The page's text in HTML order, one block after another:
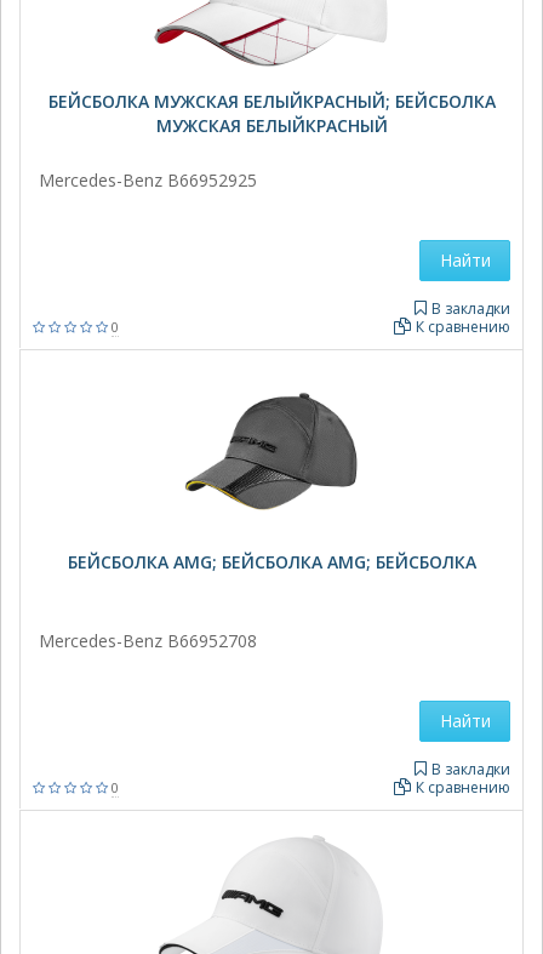
БЕЙСБОЛКА МУЖСКАЯ БЕЛЫЙКРАСНЫЙ; БЕЙСБОЛКА
МУЖСКАЯ БЕЛЫЙКРАСНЫЙ
Mercedes-Benz B66952925
0
В закладки
К сравнению
Найти
БЕЙСБОЛКА AMG; БЕЙСБОЛКА AMG; БЕЙСБОЛКА
Mercedes-Benz B66952708
0
В закладки
К сравнению
Найти